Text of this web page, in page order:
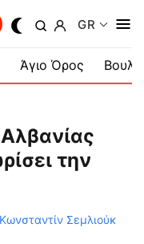
GR
Άγιο Όρος
Αλβανίας
την
Κωνσταντίν Σεμλιούκ